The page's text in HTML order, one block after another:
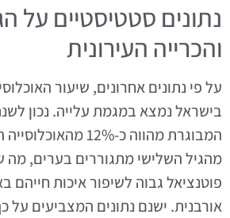
נתונים סטטיסטיים על
והכרייה העירונית
על פי נתונים אחרונים, שיעור
מהגיל השלישי מתגוררים בערים,
פוטנציאל גבוה לשיפור איכות חייהם